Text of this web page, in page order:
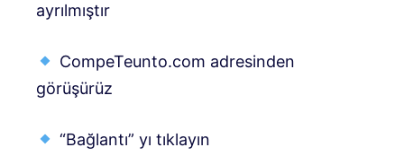
ayrılmıştır
CompeTeunto.com adresinden
görüşürüz
“Bağlantı” yı tıklayın